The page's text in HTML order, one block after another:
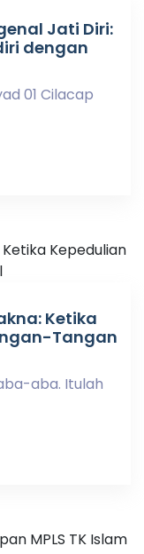
Jati Diri:
dengan
01 Cilacap
Ketika
Tangan
aba. Itulah